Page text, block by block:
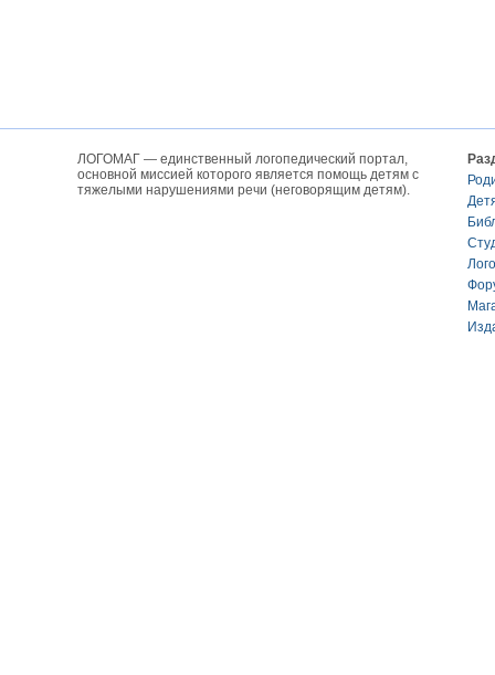
ЛОГОМАГ — единственный логопедический портал,
основной миссией которого является помощь детям с
тяжелыми нарушениями речи (неговорящим детям).